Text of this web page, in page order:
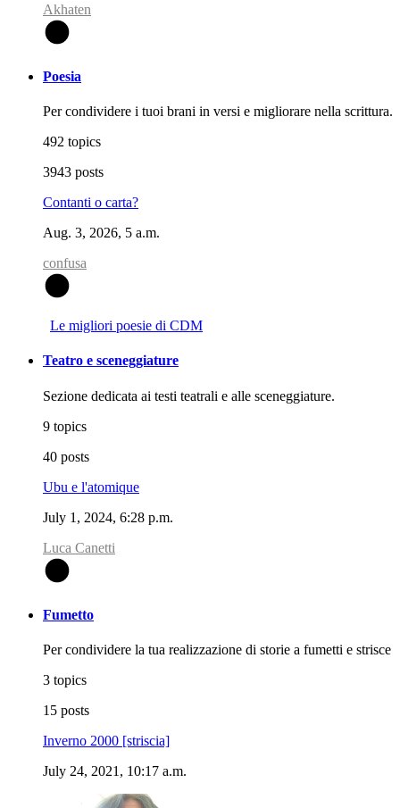
Akhaten
Poesia
Per condividere i tuoi brani in versi e migliorare nella scrittura.
492 topics
3943 posts
Contanti o carta?
Aug. 3, 2026, 5 a.m.
confusa
Le migliori poesie di CDM
Teatro e sceneggiature
Sezione dedicata ai testi teatrali e alle sceneggiature.
9 topics
40 posts
Ubu e l'atomique
July 1, 2024, 6:28 p.m.
Luca Canetti
Fumetto
Per condividere la tua realizzazione di storie a fumetti e strisce
3 topics
15 posts
Inverno 2000 [striscia]
July 24, 2021, 10:17 a.m.